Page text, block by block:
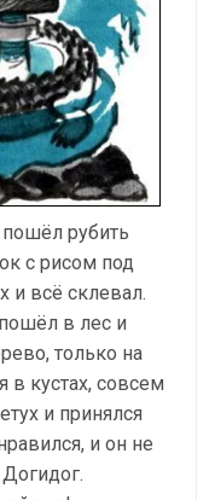
рубить
с рисом под
и всё склевал.
в лес и
только на
в кустах, совсем
и принялся
и он не